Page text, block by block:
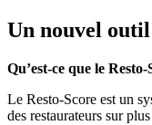
Un nouvel
Qu’est-ce que le Resto-
Le Resto-Score est un
des restaurateurs sur